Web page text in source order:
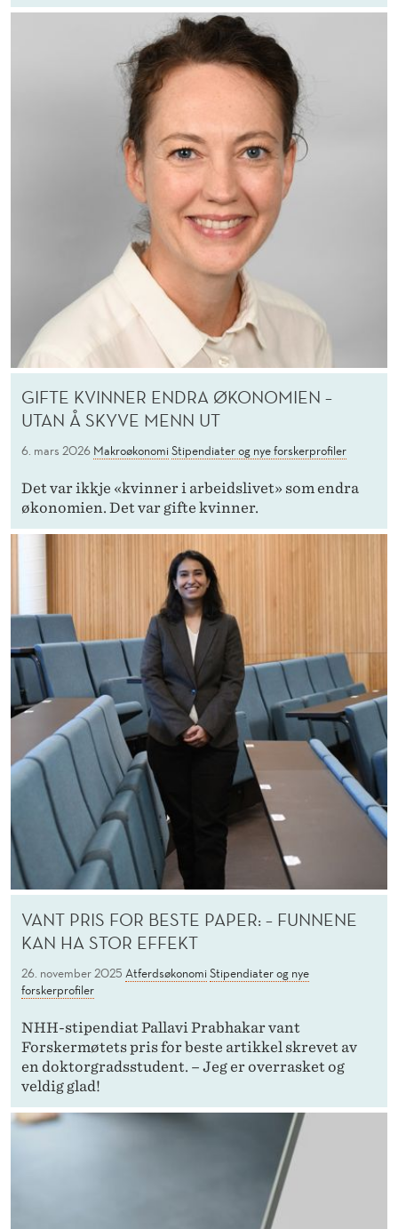
GIFTE KVINNER ENDRA ØKONOMIEN –
UTAN Å SKYVE MENN UT
6. mars 2026 Makroøkonomi Stipendiater og nye forskerprofiler
Det var ikkje «kvinner i arbeidslivet» som endra
økonomien. Det var gifte kvinner.
VANT PRIS FOR BESTE PAPER: – FUNNENE
KAN HA STOR EFFEKT
26. november 2025 Atferdsøkonomi Stipendiater og nye
forskerprofiler
NHH-stipendiat Pallavi Prabhakar vant
Forskermøtets pris for beste artikkel skrevet av
en doktorgradsstudent. – Jeg er overrasket og
veldig glad!